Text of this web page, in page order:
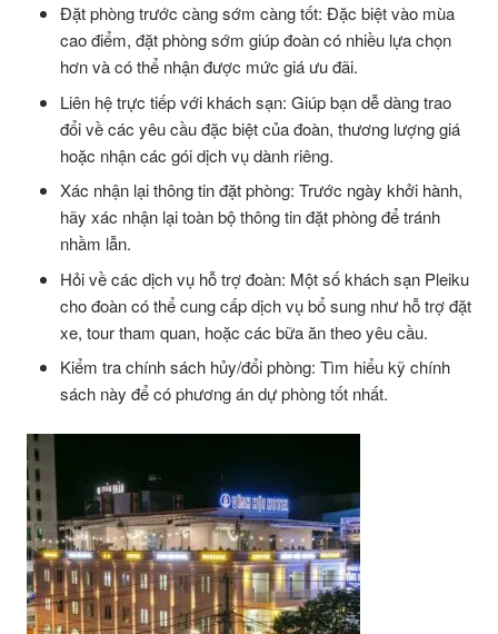
Đặt phòng trước càng sớm càng tốt: Đặc biệt vào mùa
cao điểm, đặt phòng sớm giúp đoàn có nhiều lựa chọn
hơn và có thể nhận được mức giá ưu đãi.
Liên hệ trực tiếp với khách sạn: Giúp bạn dễ dàng trao
đổi về các yêu cầu đặc biệt của đoàn, thương lượng giá
hoặc nhận các gói dịch vụ dành riêng.
Xác nhận lại thông tin đặt phòng: Trước ngày khởi hành,
hãy xác nhận lại toàn bộ thông tin đặt phòng để tránh
nhầm lẫn.
Hỏi về các dịch vụ hỗ trợ đoàn: Một số khách sạn Pleiku
cho đoàn có thể cung cấp dịch vụ bổ sung như hỗ trợ đặt
xe, tour tham quan, hoặc các bữa ăn theo yêu cầu.
Kiểm tra chính sách hủy/đổi phòng: Tìm hiểu kỹ chính
sách này để có phương án dự phòng tốt nhất.